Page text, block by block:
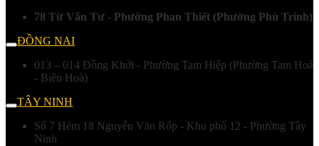
78 Từ Văn Tư - Phường Phan Thiết (Phường Phú Trinh)
ĐỒNG NAI
013 – 014 Đồng Khởi - Phường Tam Hiệp (Phường Tam Hoà
- Biên Hoà)
TÂY NINH
Số 7 Hẻm 18 Nguyễn Văn Rốp - Khu phố 12 - Phường Tây
Ninh